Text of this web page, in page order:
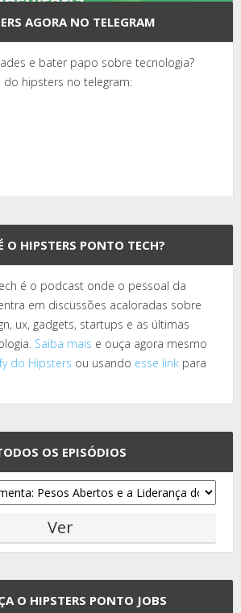
AGORA NO TELEGRAM
e bater papo sobre tecnologia?
do hipsters no telegram:
O HIPSTERS PONTO TECH?
é o podcast onde o pessoal da
em discussões acaloradas sobre
ux, gadgets, startups e as últimas
Saiba mais e ouça agora mesmo
do Hipsters ou usando esse link para
OS EPISÓDIOS
O HIPSTERS PONTO JOBS